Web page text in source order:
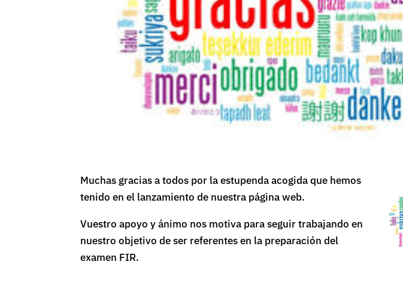
Muchas gracias a todos por la estupenda acogida que hemos
tenido en el lanzamiento de nuestra página web.
Vuestro apoyo y ánimo nos motiva para seguir trabajando en
nuestro objetivo de ser referentes en la preparación del
examen FIR.